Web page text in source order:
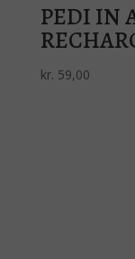
PEDI IN
kr. 59,00